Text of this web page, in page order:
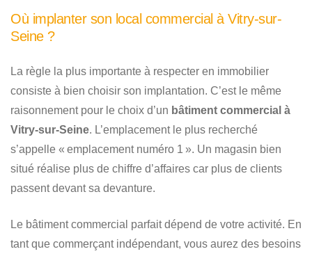
Où implanter son local commercial à Vitry-sur-
Seine ?
La règle la plus importante à respecter en immobilier
consiste à bien choisir son implantation. C’est le même
raisonnement pour le choix d’un bâtiment commercial à
Vitry-sur-Seine. L’emplacement le plus recherché
s’appelle « emplacement numéro 1 ». Un magasin bien
situé réalise plus de chiffre d’affaires car plus de clients
passent devant sa devanture.
Le bâtiment commercial parfait dépend de votre activité. En
tant que commerçant indépendant, vous aurez des besoins